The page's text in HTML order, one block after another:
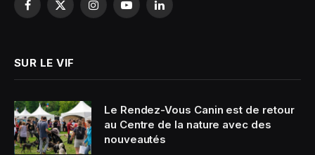
Facebook
X
InstagramYouTubeLinkedIn
SUR LE VIF
Le Rendez-Vous Canin est de retour
au Centre de la nature avec des
nouveautés